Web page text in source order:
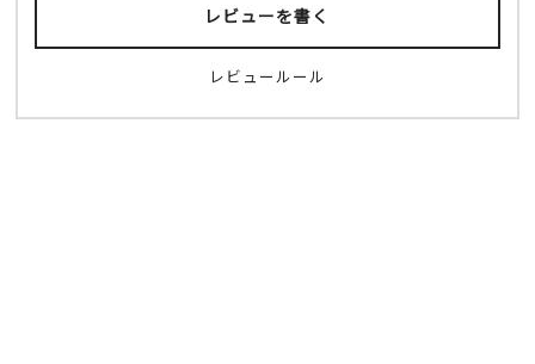
レビューを書く
レビュールール